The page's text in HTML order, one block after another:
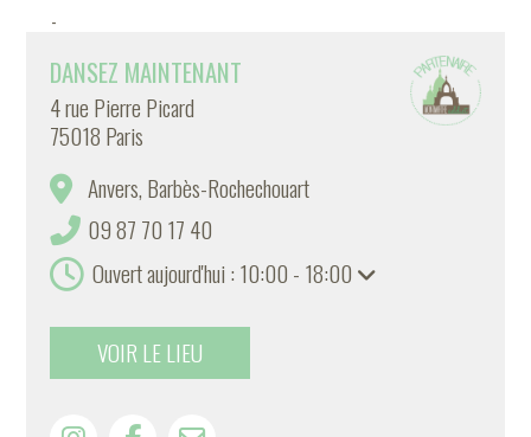
-
DANSEZ MAINTENANT
4 rue Pierre Picard
75018 Paris
Anvers, Barbès-Rochechouart
09 87 70 17 40
Ouvert aujourd'hui : 10:00 - 18:00
VOIR LE LIEU